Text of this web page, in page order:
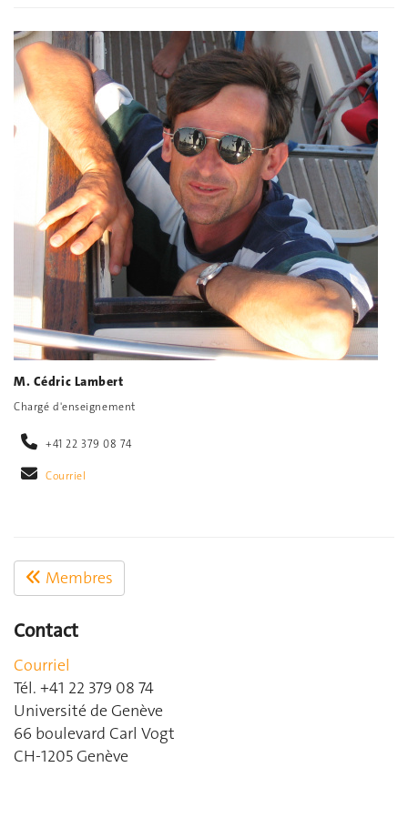
M. Cédric Lambert
Chargé d'enseignement
+41 22 379 08 74
Courriel
Membres
Contact
Courriel
Tél. +41 22 379 08 74
Université de Genève
66 boulevard Carl Vogt
CH-1205 Genève